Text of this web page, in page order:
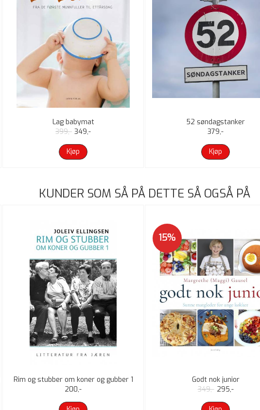
Lag babymat
399,- 349,-
Kjøp
52 søndagstanker
379,-
Kjøp
KUNDER SOM SÅ PÅ DETTE SÅ OGSÅ PÅ
Rim og stubber om koner og gubber 1
200,-
15%
Godt nok junior
349,- 295,-